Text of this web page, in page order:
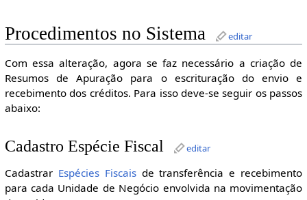
Procedimentos no Sistema editar
Com essa alteração, agora se faz necessário a criação de
Resumos de Apuração para o escrituração do envio e
recebimento dos créditos. Para isso deve-se seguir os passos
abaixo:
Cadastro Espécie Fiscal editar
Cadastrar Espécies Fiscaisde transferência e recebimento
para cada Unidade de Negócio envolvida na movimentação